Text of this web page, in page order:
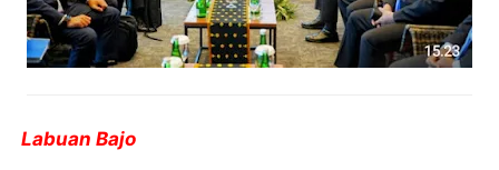
Labuan Bajo